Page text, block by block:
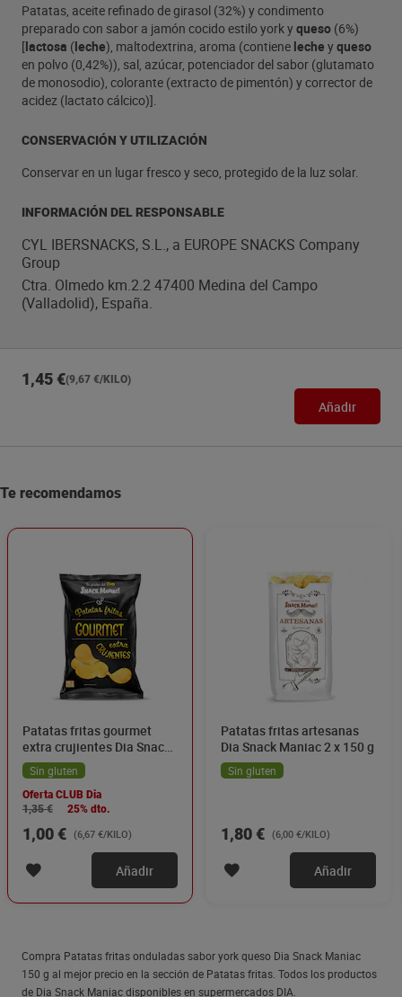
Patatas, aceite refinado de girasol (32%) y condimento
preparado con sabor a jamón cocido estilo york yqueso (6%)
[lactosa (leche), maltodextrina, aroma (contiene leche yqueso
en polvo (0,42%)), sal, azúcar, potenciador del sabor (glutamato
de monosodio), colorante (extracto de pimentón) y corrector de
acidez (lactato cálcico)].
CONSERVACIÓN Y UTILIZACIÓN
Conservar en un lugar fresco y seco, protegido de la luz solar.
INFORMACIÓN DEL RESPONSABLE
CYL IBERSNACKS, S.L., a EUROPE SNACKS Company
Group
Ctra. Olmedo km.2.2 47400 Medina del Campo
(Valladolid), España.
1,45 €(9,67 €/KILO)
Añadir
Te recomendamos
Patatas fritas gourmet
extra crujientes Dia Snack
Maniac 150 g
Sin gluten
Oferta CLUB Dia
1,35 €
25% dto.
1,00 € (6,67 €/KILO)
Añadir
Patatas fritas artesanas
Dia Snack Maniac 2 x 150 g
Sin gluten
1,80 € (6,00 €/KILO)
Añadir
Compra Patatas fritas onduladas sabor york queso Dia Snack Maniac
150 g al mejor precio en la sección de Patatas fritas. Todos los productos
de Dia Snack Maniac disponibles en supermercados DIA.